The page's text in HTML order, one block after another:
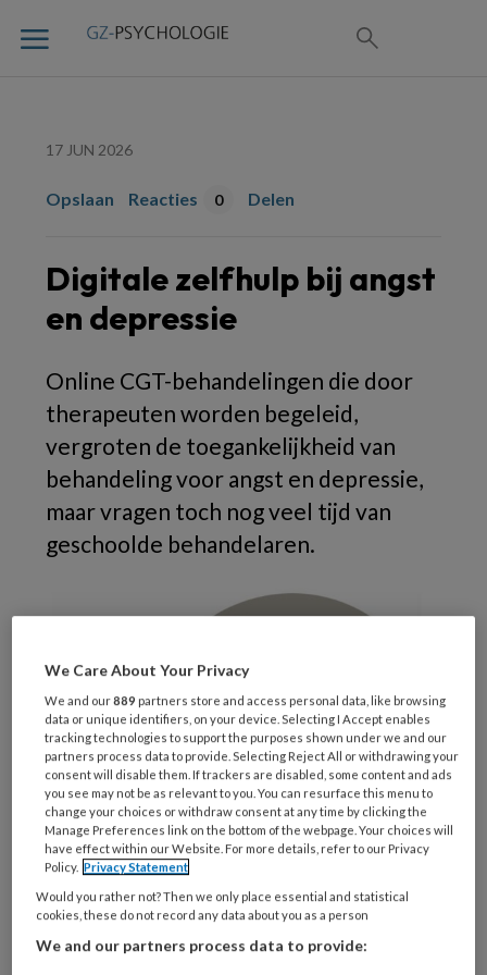
17 JUN 2026
Opslaan Reacties 0 Delen
Digitale zelfhulp bij angst
en depressie
Online CGT-behandelingen die door
therapeuten worden begeleid,
vergroten de toegankelijkheid van
behandeling voor angst en depressie,
maar vragen toch nog veel tijd van
geschoolde behandelaren.
© елена калиничева / stock.adobe.com
In deze Zweedse feasbility trial1is onderzocht
We Care About Your Privacy
We and our889 partners store and access personal data, like browsing
data or unique identifiers, on your device. Selecting I Accept enables
tracking technologies to support the purposes shown under we and our
partners process data to provide. Selecting Reject All or withdrawing your
consent will disable them. If trackers are disabled, some content and ads
you see may not be as relevant to you. You can resurface this menu to
change your choices or withdraw consent at any time by clicking the
Manage Preferences link on the bottom of the webpage. Your choices will
have effect within our Website. For more details, refer to our Privacy
Policy. Privacy Statement
Would you rather not? Then we only place essential and statistical
cookies, these do not record any data about you as a person
We and our partners process data to provide: